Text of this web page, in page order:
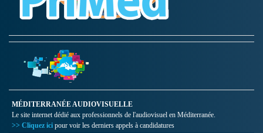
MÉDITERRANÉE AUDIOVISUELLE
Le site internet dédié aux professionnels de l'audiovisuel en Méditerranée.
>> Cliquez ici pour voir les derniers appels à candidatures